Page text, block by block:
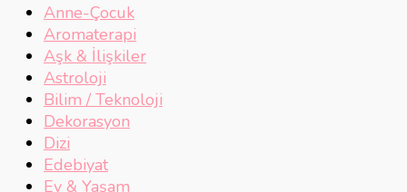
Anne-Çocuk
Aromaterapi
Aşk & İlişkiler
Astroloji
Bilim / Teknoloji
Dekorasyon
Dizi
Edebiyat
Ev & Yaşam